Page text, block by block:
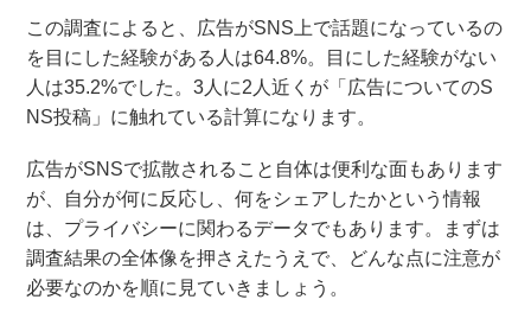
この調査によると、広告がSNS上で話題になっているの
を目にした経験がある人は64.8%。目にした経験がない
人は35.2%でした。3人に2人近くが「広告についてのS
NS投稿」に触れている計算になります。
広告がSNSで拡散されること自体は便利な面もあります
が、自分が何に反応し、何をシェアしたかという情報
は、プライバシーに関わるデータでもあります。まずは
調査結果の全体像を押さえたうえで、どんな点に注意が
必要なのかを順に見ていきましょう。